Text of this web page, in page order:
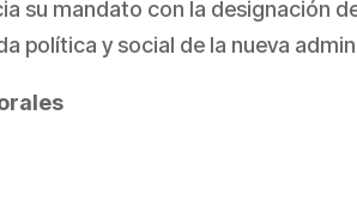
su mandato con la designación
política y social de la nueva